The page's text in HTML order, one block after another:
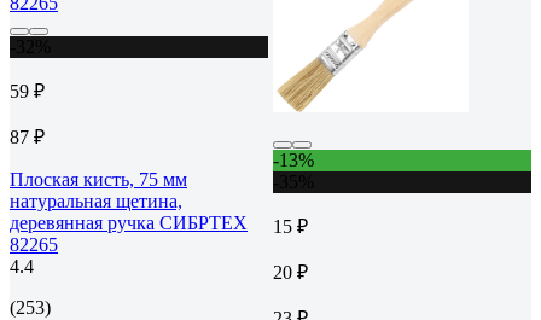
59 ₽
87 ₽
Плоская кисть, 75 мм
натуральная щетина,
деревянная ручка СИБРТЕХ
82265
4.4
(253)
-13%
15 ₽
20 ₽